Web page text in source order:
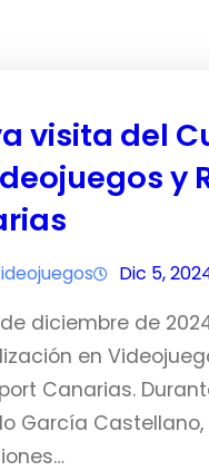
visita del
y
Dic 5,
diciembre de
en
Canarias.
García